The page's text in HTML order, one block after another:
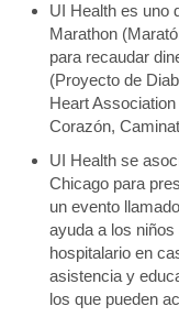
UI Health es uno
Marathon
para recaudar
(Proyecto de
Heart
Corazón,
UI Health se
Chicago para
un evento
ayuda a los
hospitalario en
asistencia y
los que pueden